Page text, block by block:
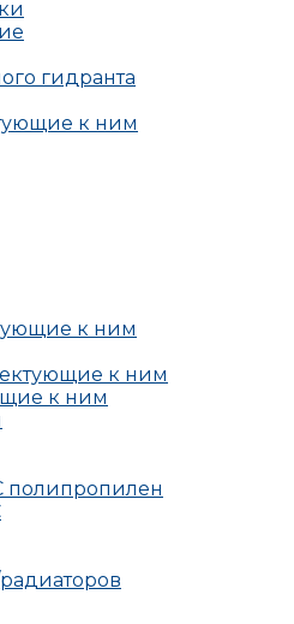
гидранта
к ним
к ним
к ним
к ним
полипропилен